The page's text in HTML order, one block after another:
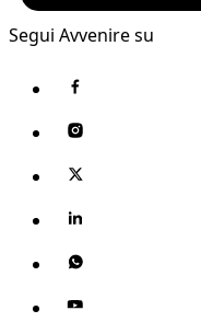
Segui Avvenire su